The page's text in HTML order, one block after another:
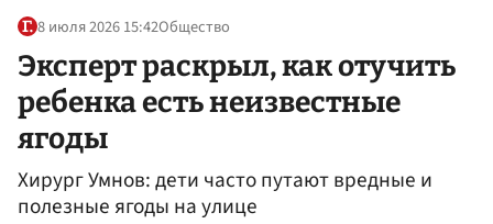
8 июля 2026 15:42Общество
Эксперт раскрыл, как отучить
ребенка есть неизвестные
ягоды
Хирург Умнов: дети часто путают вредные и
полезные ягоды на улице